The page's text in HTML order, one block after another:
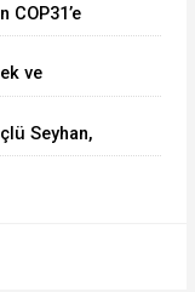
COP31’e
ve
Seyhan,